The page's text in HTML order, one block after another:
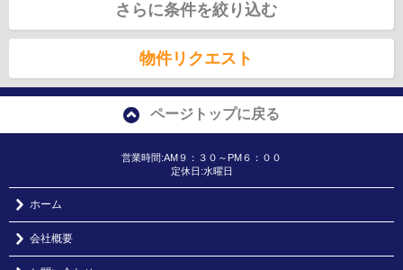
さらに条件を絞り込む
物件リクエスト
ページトップに戻る
営業時間:AM９：３０～PM６：００
定休日:水曜日
ホーム
会社概要